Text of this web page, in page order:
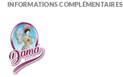
INFORMATIONS COMPLÉMENTAIRES